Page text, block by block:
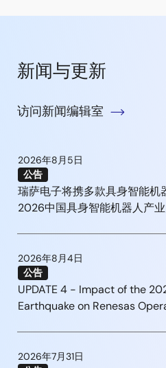
新闻与更新
访问新闻编辑室
2026年8月5日
公告
瑞萨电子将携多款具身智能机
2026中国具身智能机器人产
2026年8月4日
公告
UPDATE 4 - Impact of the
Earthquake on Renesas
2026年7月31日